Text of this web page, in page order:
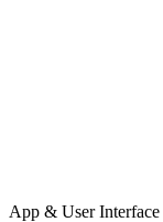
App & User Interface